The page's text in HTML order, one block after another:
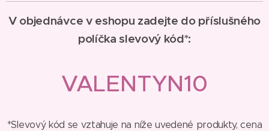
V objednávce v eshopu zadejte do příslušného
políčka slevový kód*:
VALENTYN10
*Slevový kód se vztahuje na níže uvedené produkty, cena